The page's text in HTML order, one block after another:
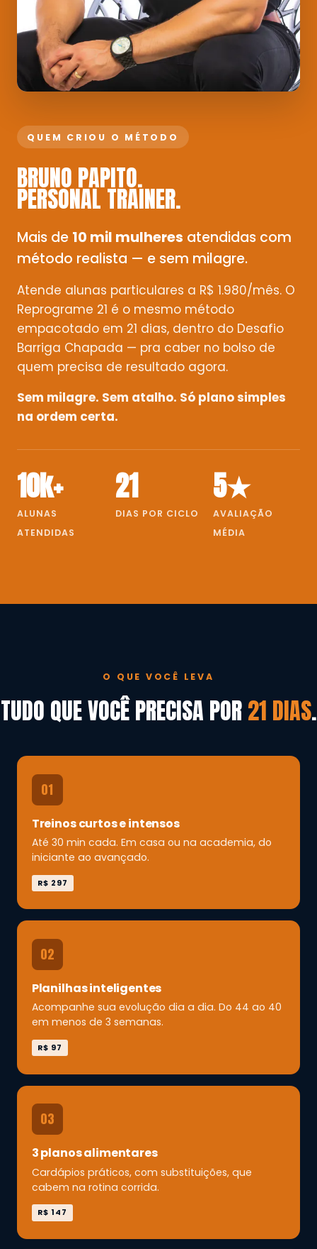
QUEM CRIOU O MÉTODO
BRUNO PAPITO.
PERSONAL TRAINER.
Mais de 10 mil mulheres atendidas com
método realista — e sem milagre.
Atende alunas particulares a R$ 1.980/mês. O
Reprograme 21 é o mesmo método
empacotado em 21 dias, dentro do Desafio
Barriga Chapada — pra caber no bolso de
quem precisa de resultado agora.
Sem milagre. Sem atalho. Só plano simples
na ordem certa.
10k+
ALUNAS
ATENDIDAS
21
DIAS POR CICLO
5★
AVALIAÇÃO
MÉDIA
O QUE VOCÊ LEVA
TUDO QUE VOCÊ PRECISA POR21 DIAS.
01
Treinos curtos e intensos
Até 30 min cada. Em casa ou na academia, do
iniciante ao avançado.
R$ 297
02
Planilhas inteligentes
Acompanhe sua evolução dia a dia. Do 44 ao 40
em menos de 3 semanas.
R$ 97
03
3 planos alimentares
Cardápios práticos, com substituições, que
cabem na rotina corrida.
R$ 147